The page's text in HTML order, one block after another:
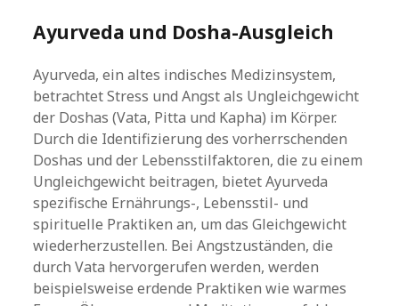
Ayurveda und Dosha-Ausgleich
Ayurveda, ein altes indisches Medizinsystem,
betrachtet Stress und Angst als Ungleichgewicht
der Doshas (Vata, Pitta und Kapha) im Körper.
Durch die Identifizierung des vorherrschenden
Doshas und der Lebensstilfaktoren, die zu einem
Ungleichgewicht beitragen, bietet Ayurveda
spezifische Ernährungs-, Lebensstil- und
spirituelle Praktiken an, um das Gleichgewicht
wiederherzustellen. Bei Angstzuständen, die
durch Vata hervorgerufen werden, werden
beispielsweise erdende Praktiken wie warmes